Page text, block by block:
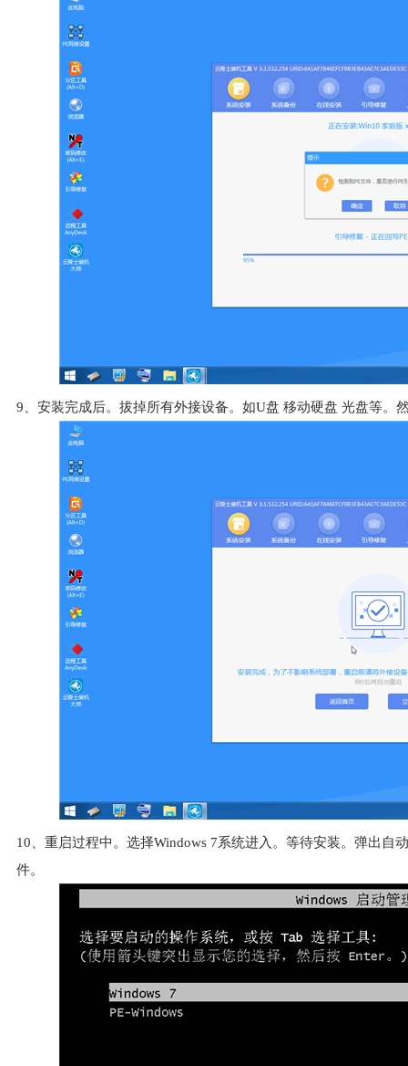
9、安装完成后。拔掉所有外接设备。如U盘 移动硬盘 光盘等。
10、重启过程中。选择Windows 7系统进入。等待安装。弹出自
件。